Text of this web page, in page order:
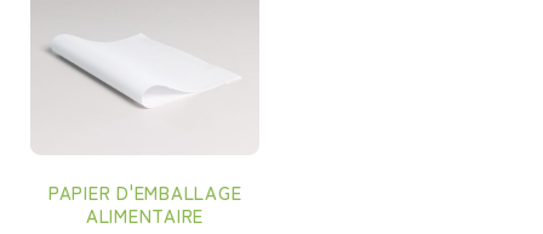
PAPIER D'EMBALLAGE
ALIMENTAIRE